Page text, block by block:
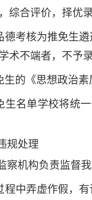
综合评价，择优录
德考核为推免生
术不端者，不予录
生的《思想政治
生名单学校将统
规处理
察机构负责监督
程中弄虚作假，